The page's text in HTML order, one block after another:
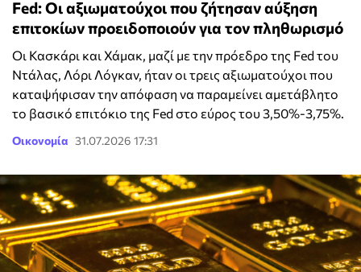
Fed: Οι αξιωματούχοι που ζήτησαν αύξηση
επιτοκίων προειδοποιούν για τον πληθωρισμό
Οι Κασκάρι και Χάμακ, μαζί με την πρόεδρο της Fed του
Ντάλας, Λόρι Λόγκαν, ήταν οι τρεις αξιωματούχοι που
καταψήφισαν την απόφαση να παραμείνει αμετάβλητο
το βασικό επιτόκιο της Fed στο εύρος του 3,50%-3,75%.
Οικονομία 31.07.2026 17:31